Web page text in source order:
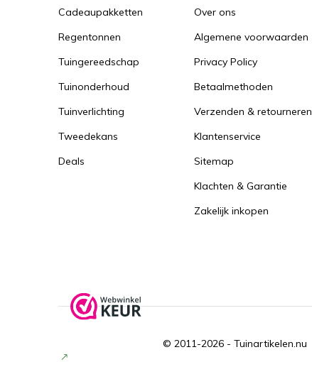
Cadeaupakketten
Regentonnen
Tuingereedschap
Tuinonderhoud
Tuinverlichting
Tweedekans
Deals
Over ons
Algemene voorwaarden
Privacy Policy
Betaalmethoden
Verzenden & retourneren
Klantenservice
Sitemap
Klachten & Garantie
Zakelijk inkopen
© 2011-2026 - Tuinartikelen.nu